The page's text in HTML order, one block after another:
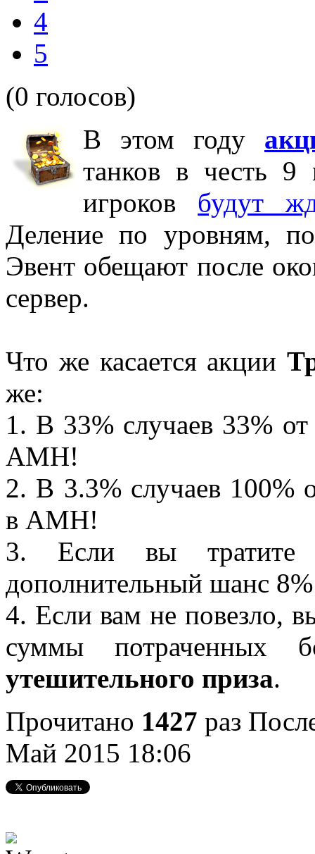
4
5
(0 голосов)
В этом году
танков в честь 9
игроков будут
Деление по уровням,
Эвент обещают после
сервер.
Что же касается акции
же:
1. В 33% случаев 33%
АМН!
2. В 3.3% случаев 100%
в АМН!
3. Если вы тратите
дополнительный шанс
4. Если вам не повезло,
суммы потраченных
утешительного приза.
Прочитано 1427 раз
Май 2015 18:06